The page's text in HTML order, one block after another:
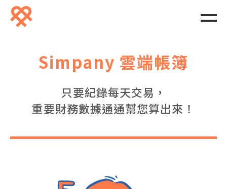
Simpany 雲端帳簿
只要紀錄每天交易，
重要財務數據通通幫您算出來！